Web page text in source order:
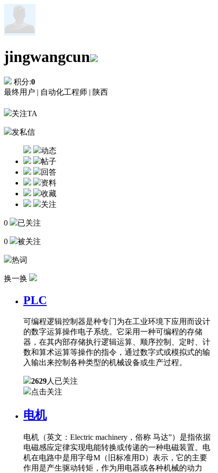
jingwangcun
积分:0
最终用户 | 自动化工程师 | 陕西
关注TA
发私信
动态
帖子
回答
资料
收藏
关注
0 已关注
0 被关注
热词
换一换
PLC
可编程逻辑控制器是种专门为在工业环境下应用而设计
的数字运算操作电子系统。它采用一种可编程的存储
器，在其内部存储执行逻辑运算、顺序控制、定时、计
数和算术运算等操作的指令，通过数字式或模拟式的输
入输出来控制各种类型的机械设备或生产过程。
2629人已关注
点击关注
电机
电机（英文：Electric machinery，俗称 马达”）是指依据
电磁感应定律实现电能转换或传递的一种电磁装置。电
机在电路中是用字母M（旧标准用D）表示，它的主要
作用是产生驱动转矩，作为用电器或各种机械的动力